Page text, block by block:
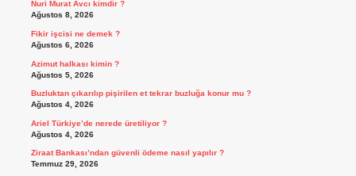
Nuri Murat Avcı kimdir ?
Ağustos 8, 2026
Fikir işcisi ne demek ?
Ağustos 6, 2026
Azimut halkası kimin ?
Ağustos 5, 2026
Buzluktan çıkarılıp pişirilen et tekrar buzluğa konur mu ?
Ağustos 4, 2026
Ariel Türkiye’de nerede üretiliyor ?
Ağustos 4, 2026
Ziraat Bankası’ndan güvenli ödeme nasıl yapılır ?
Temmuz 29, 2026